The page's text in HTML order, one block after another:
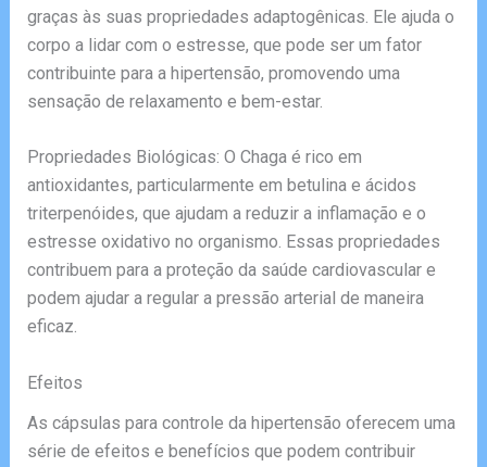
graças às suas propriedades adaptogênicas. Ele ajuda o
corpo a lidar com o estresse, que pode ser um fator
contribuinte para a hipertensão, promovendo uma
sensação de relaxamento e bem-estar.
Propriedades Biológicas: O Chaga é rico em
antioxidantes, particularmente em betulina e ácidos
triterpenóides, que ajudam a reduzir a inflamação e o
estresse oxidativo no organismo. Essas propriedades
contribuem para a proteção da saúde cardiovascular e
podem ajudar a regular a pressão arterial de maneira
eficaz.
Efeitos
As cápsulas para controle da hipertensão oferecem uma
série de efeitos e benefícios que podem contribuir